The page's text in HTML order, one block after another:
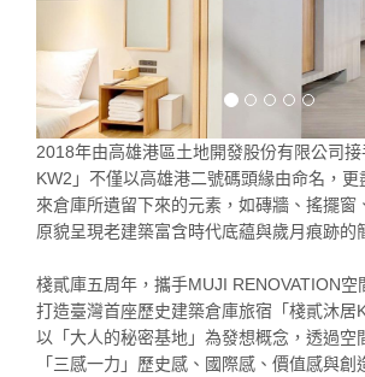
2018年由高雄港區土地開發股份有限公司
KW2」不僅以高雄港二號碼頭緣由命名，
來倉庫所遺留下來的元素，如磚牆、搖擺窗
原貌呈現老建築富含時代底藴與歲月痕跡的
棧貳庫五周年，攜手MUJI RENOVATION空
打造臺灣首座歷史建築倉庫旅宿「棧貳沐居
以「大人的秘密基地」為發想概念，透過空
「三感一力」歷史感、國際感、價值感與